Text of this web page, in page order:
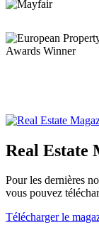
Real Estate
Pour les dernières
vous pouvez
Télécharger le